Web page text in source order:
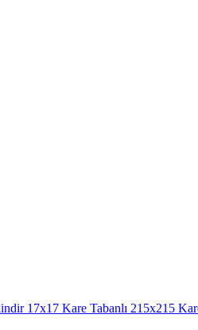
17x17 Kare Tabanlı 215x215